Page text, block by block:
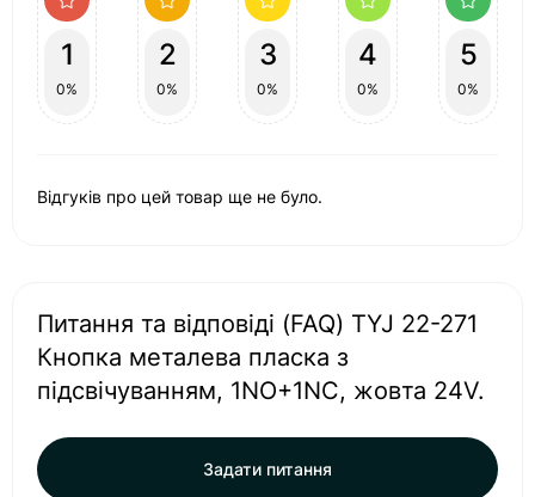
1
0%
2
0%
3
0%
4
0%
5
0%
Відгуків про цей товар ще не було.
Питання та відповіді (FAQ) TYJ 22-271
Кнопка металева пласка з
підсвічуванням, 1NO+1NC, жовта 24V.
Задати питання